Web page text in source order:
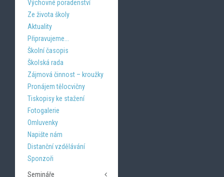
Výchovné poradenství
Ze života školy
Aktuality
Připravujeme...
Školní časopis
Školská rada
Zájmová činnost – kroužky
Pronájem tělocvičny
Tiskopisy ke stažení
Fotogalerie
Omluvenky
Napište nám
Distanční vzdělávání
Sponzoři
Semináře